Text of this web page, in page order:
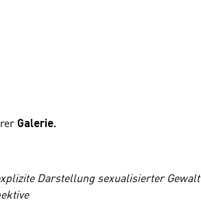
Galerie
Darstellung sexualisierter Gewalt